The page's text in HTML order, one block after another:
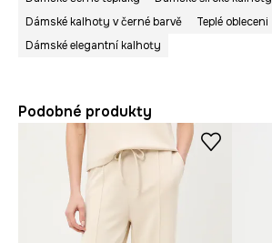
Dámské kalhoty v černé barvě
Teplé obleceni
Dámské elegantní kalhoty
Podobné produkty